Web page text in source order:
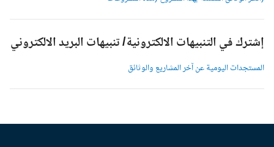
إشترك في التنبيهات الالكترونية/ تنبيهات البريد الالكتروني
المستجدات اليومية عن آخر المشاريع والوثائق